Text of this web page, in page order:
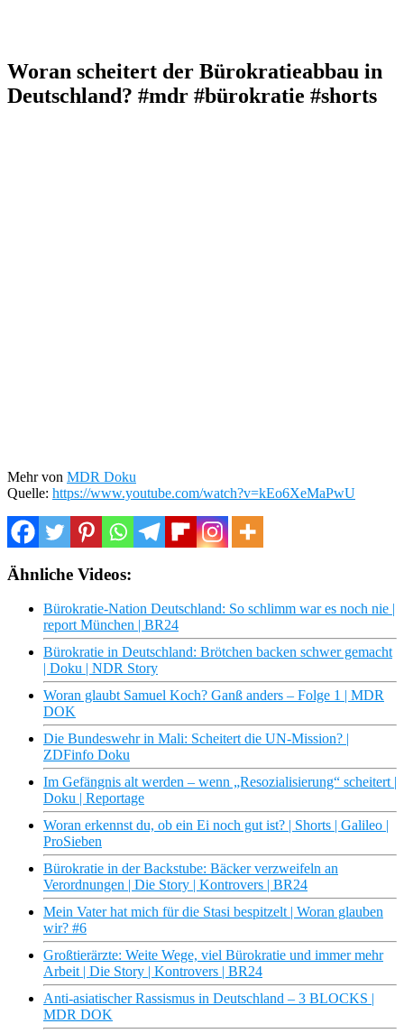
Woran scheitert der Bürokratieabbau in
Deutschland? #mdr #bürokratie #shorts
Mehr von MDR Doku
Quelle: https://www.youtube.com/watch?v=kEo6XeMaPwU
Ähnliche Videos:
Bürokratie-Nation Deutschland: So schlimm war es noch nie |
report München | BR24
Bürokratie in Deutschland: Brötchen backen schwer gemacht
| Doku | NDR Story
Woran glaubt Samuel Koch? Ganß anders – Folge 1 | MDR
DOK
Die Bundeswehr in Mali: Scheitert die UN-Mission? |
ZDFinfo Doku
Im Gefängnis alt werden – wenn „Resozialisierung“ scheitert |
Doku | Reportage
Woran erkennst du, ob ein Ei noch gut ist? | Shorts | Galileo |
ProSieben
Bürokratie in der Backstube: Bäcker verzweifeln an
Verordnungen | Die Story | Kontrovers | BR24
Mein Vater hat mich für die Stasi bespitzelt | Woran glauben
wir? #6
Großtierärzte: Weite Wege, viel Bürokratie und immer mehr
Arbeit | Die Story | Kontrovers | BR24
Anti-asiatischer Rassismus in Deutschland – 3 BLOCKS |
MDR DOK